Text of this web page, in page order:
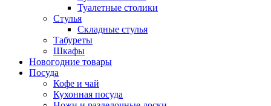
Туалетные столики
Стулья
Складные стулья
Табуреты
Шкафы
Новогодние товары
Посуда
Кофе и чай
Кухонная посуда